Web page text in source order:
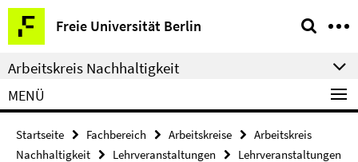
Springe
direkt
zu
Inhalt
Freie Universität Berlin
Service-
Navigation
Arbeitskreis Nachhaltigkeit
MENÜ
Startseite Fachbereich Arbeitskreise
Arbeitskreis
Nachhaltigkeit
Lehrveranstaltungen
Lehrveranstaltungen